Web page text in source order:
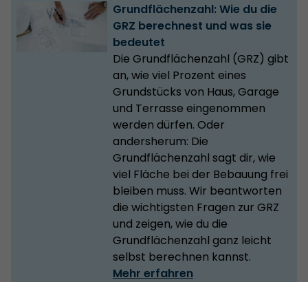
Grundflächenzahl: Wie du die
GRZ berechnest und was sie
bedeutet
Die Grundflächenzahl (GRZ) gibt
an, wie viel Prozent eines
Grundstücks von Haus, Garage
und Terrasse eingenommen
werden dürfen. Oder
andersherum: Die
Grundflächenzahl sagt dir, wie
viel Fläche bei der Bebauung frei
bleiben muss. Wir beantworten
die wichtigsten Fragen zur GRZ
und zeigen, wie du die
Grundflächenzahl ganz leicht
selbst berechnen kannst.
Mehr erfahren